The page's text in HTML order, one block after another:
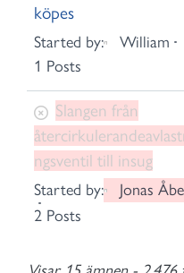
köpes
Started by:
William
1 Posts
Slangen från
ngsventil till insug
Started by:
Jonas
2 Posts